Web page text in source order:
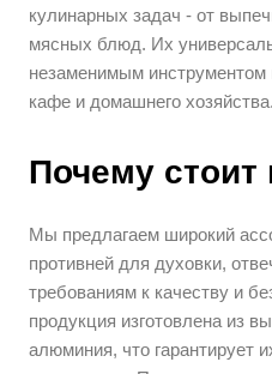
кулинарных задач - от
мясных блюд. Их
незаменимым инструментом
кафе и домашнего хозяйства.
Почему
Мы предлагаем широкий
противней для духовки,
требованиям к качеству и
продукция изготовлена из
алюминия, что гарантирует